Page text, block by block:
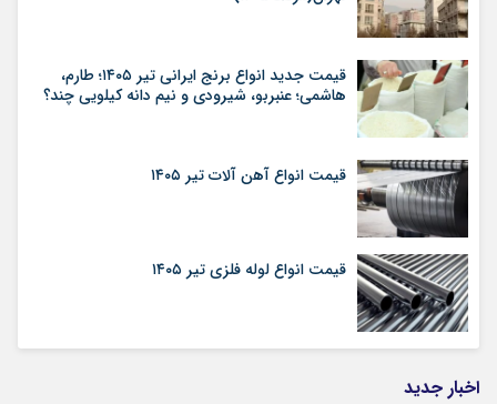
قیمت جدید انواع برنج ایرانی تیر ۱۴۰۵؛ طارم،
هاشمی؛ عنبربو، شیرودی و نیم دانه کیلویی چند؟
قیمت انواع آهن آلات تیر ۱۴۰۵
قیمت انواع لوله فلزی تیر ۱۴۰۵
اخبار جدید